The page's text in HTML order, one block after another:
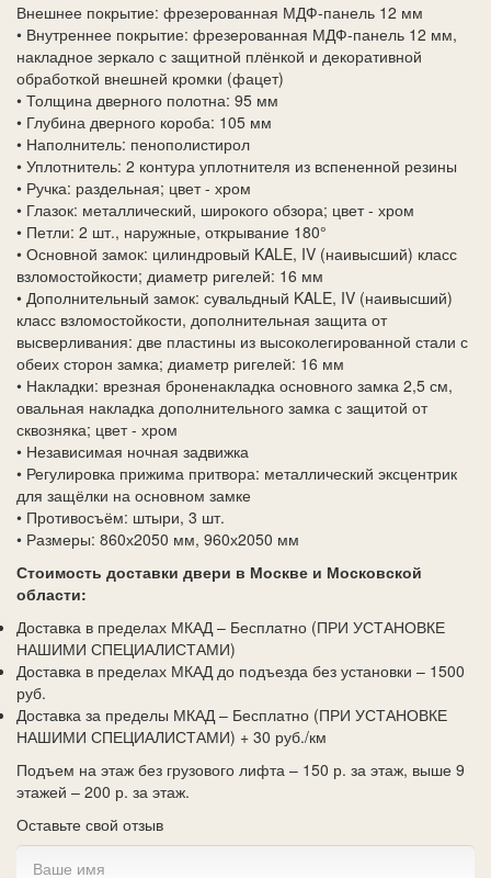
Внешнее покрытие: фрезерованная МДФ-панель 12 мм
• Внутреннее покрытие: фрезерованная МДФ-панель 12 мм,
накладное зеркало с защитной плёнкой и декоративной
обработкой внешней кромки (фацет)
• Толщина дверного полотна: 95 мм
• Глубина дверного короба: 105 мм
• Наполнитель: пенополистирол
• Уплотнитель: 2 контура уплотнителя из вспененной резины
• Ручка: раздельная; цвет - хром
• Глазок: металлический, широкого обзора; цвет - хром
• Петли: 2 шт., наружные, открывание 180°
• Основной замок: цилиндровый KALE, IV (наивысший) класс
взломостойкости; диаметр ригелей: 16 мм
• Дополнительный замок: сувальдный KALE, IV (наивысший)
класс взломостойкости, дополнительная защита от
высверливания: две пластины из высоколегированной стали с
обеих сторон замка; диаметр ригелей: 16 мм
• Накладки: врезная броненакладка основного замка 2,5 см,
овальная накладка дополнительного замка с защитой от
сквозняка; цвет - хром
• Независимая ночная задвижка
• Регулировка прижима притвора: металлический эксцентрик
для защёлки на основном замке
• Противосъём: штыри, 3 шт.
• Размеры: 860х2050 мм, 960х2050 мм
Стоимость доставки двери в Москве и Московской
области:
Доставка в пределах МКАД – Бесплатно (ПРИ УСТАНОВКЕ
НАШИМИ СПЕЦИАЛИСТАМИ)
Доставка в пределах МКАД до подъезда без установки – 1500
руб.
Доставка за пределы МКАД – Бесплатно (ПРИ УСТАНОВКЕ
НАШИМИ СПЕЦИАЛИСТАМИ) + 30 руб./км
Подъем на этаж без грузового лифта – 150 р. за этаж, выше 9
этажей – 200 р. за этаж.
Оставьте свой отзыв